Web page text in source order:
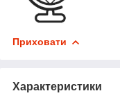
Приховати
Характеристики